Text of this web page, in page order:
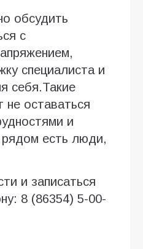
обсудить
с
специалиста и
себя.Такие
не оставаться
и
рядом есть люди,
и записаться
8 (86354) 5-00-